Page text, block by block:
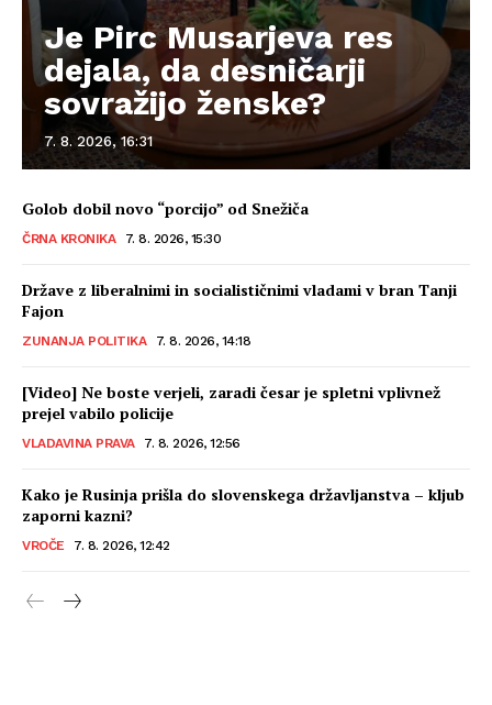
Je Pirc Musarjeva res
dejala, da desničarji
sovražijo ženske?
7. 8. 2026, 16:31
Golob dobil novo “porcijo” od Snežiča
ČRNA KRONIKA 7. 8. 2026, 15:30
Države z liberalnimi in socialističnimi vladami v bran Tanji
Fajon
ZUNANJA POLITIKA 7. 8. 2026, 14:18
[Video] Ne boste verjeli, zaradi česar je spletni vplivnež
prejel vabilo policije
VLADAVINA PRAVA 7. 8. 2026, 12:56
Kako je Rusinja prišla do slovenskega državljanstva – kljub
zaporni kazni?
VROČE 7. 8. 2026, 12:42